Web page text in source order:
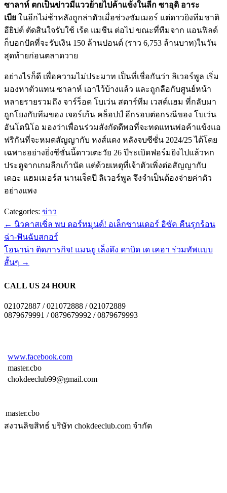
ซาลาห์ ตกเป็นข่าวมีแววย้ายไปค้าแข้งในลีก ซาอุดิ อาระ
เบีย ในอีกไม่ช้าหลังถูกล่าตัวเมื่อช่วงซัมเมอร์ แต่ดาวยิงทีมชาติ
อียิปต์ ตัดสินใจรับใช้ เร้ด แมชีน ต่อไป ขณะที่ทีมจาก แอนฟิลด์
ก็บอกปัดที่จะรับเงิน 150 ล้านปอนด์ (ราว 6,753 ล้านบาท)ในวัน
สุดท้ายก่อนตลาดวาย
อย่างไรก็ดี เพื่อความไม่ประมาท เป็นที่เชื่อกันว่า ลิเวอร์พูล เริ่ม
มองหาตัวแทน ซาลาห์ เอาไว้บ้างแล้ว และถูกลือกับศูนย์หน้า
หลายรายรวมถึง จาร์ร็อด โบเว่น สตาร์ทีม เวสต์แฮม ที่กลับมา
ถูกโยงกับทีมของ เจอร์เก้น คล็อปป์ อีกรอบต่อกรณีของ โบเว่น
อันโตนิโอ มองว่าเพื่อนร่วมสังกัดดีพอที่จะทดแทนพ่อค้าแข้งแอ
ฟริกันที่จะหมดสัญญากับ หงส์แดง หลังจบซีซั่น 2024/25 ได้โดย
เฉพาะอย่างยิ่งซีซั่นนี้ดาวเตะวัย 26 ปีระเบิดฟอร์มยิงไปแล้วหก
ประตูจากเกมลีกเก้านัด แต่ด้วยเหตุที่เจ้าตัวเพิ่งต่อสัญญากับ
เดอะ แฮมเมอร์ส นานเจ็ดปี ลิเวอร์พูล จึงจำเป็นต้องจ่ายค่าตัว
อย่างแพง
Categories: ข่าว
← นิวคาสเซิ่ล พบ ดอร์ทมุนด์! อเล็กซานเดอร์ อิซัค คืนรุกร้อน
ฉ่า-ฟันฉับสกอร์
โอนาน่า ติดภารกิจ! แมนยู เล็งดึง ดาบิด เด เคอา ร่วมทัพแบบ
สั้นๆ →
CALL US 24 HOUR
021072887 / 021072888 / 021072889
0879679991 / 0879679992 / 0879679993
www.facebook.com
master.cbo
chokdeeclub99@gmail.com
master.cbo
สงวนลิขสิทธ์ บริษัท chokdeeclub.com จำกัด